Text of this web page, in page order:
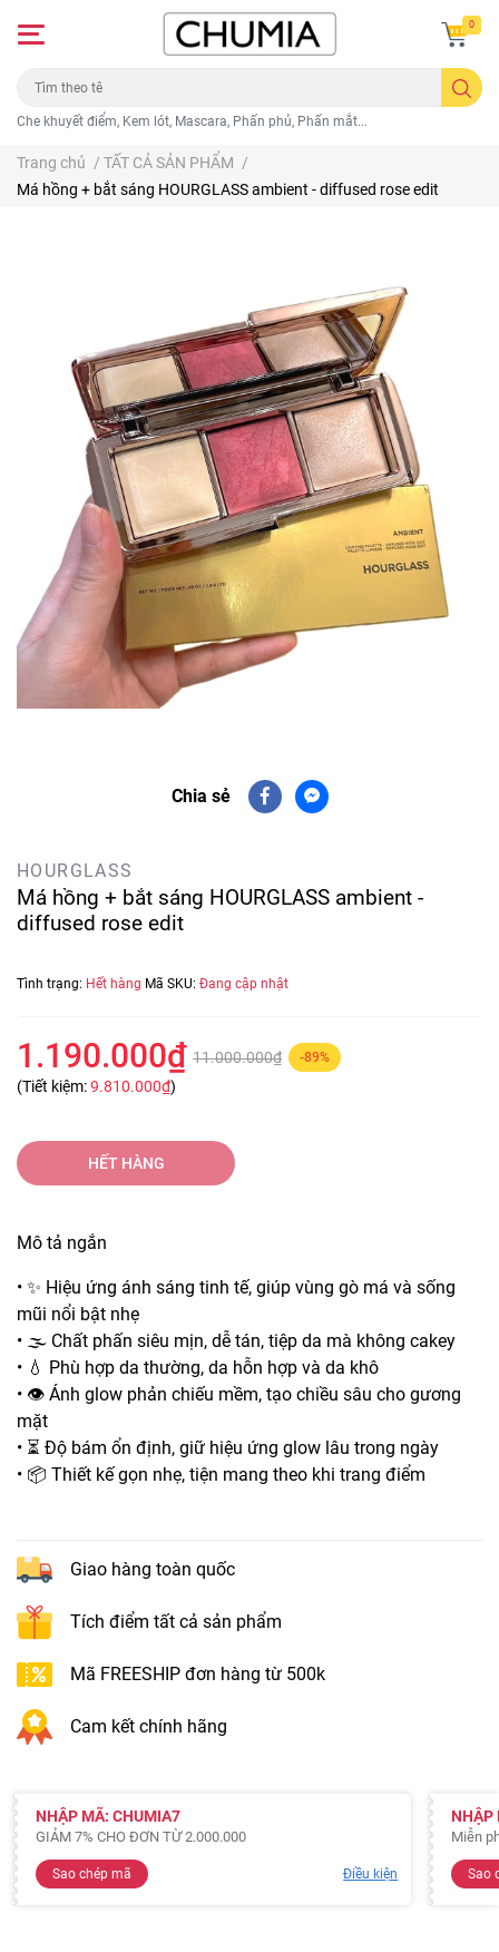
Che khuyết điểm, Kem lót, Mascara, Phấn phủ, Phấn mắt...
0
Trang chủ / TẤT CẢ SẢN PHẨM /
Má hồng + bắt sáng HOURGLASS ambient - diffused rose edit
Chia sẻ
HOURGLASS
Má hồng + bắt sáng HOURGLASS ambient -
diffused rose edit
Tình trạng: Hết hàng Mã SKU: Đang cập nhật
1.190.000₫ 11.000.000₫ -89%
(Tiết kiệm:9.810.000₫)
HẾT HÀNG
Mô tả ngắn
• ✨ Hiệu ứng ánh sáng tinh tế, giúp vùng gò má và sống
mũi nổi bật nhẹ
• 🌫️ Chất phấn siêu mịn, dễ tán, tiệp da mà không cakey
• 💧 Phù hợp da thường, da hỗn hợp và da khô
• 👁️ Ánh glow phản chiếu mềm, tạo chiều sâu cho gương
mặt
• ⏳ Độ bám ổn định, giữ hiệu ứng glow lâu trong ngày
• 📦 Thiết kế gọn nhẹ, tiện mang theo khi trang điểm
Giao hàng toàn quốc
Tích điểm tất cả sản phẩm
Mã FREESHIP đơn hàng từ 500k
Cam kết chính hãng
NHẬP MÃ: CHUMIA7
GIẢM 7% CHO ĐƠN TỪ 2.000.000
Sao chép mã Điều kiện
NHẬP
Miễn
Sao